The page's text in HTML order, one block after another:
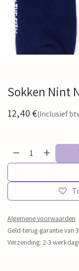
Sokken Nint
12,40€(Inclusief
Algemene voorwaarden
Geld-terug-garantie van
Verzending: 2-3